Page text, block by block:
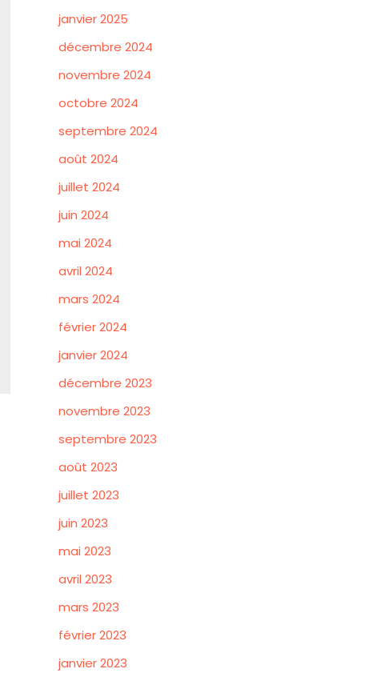
janvier 2025
décembre 2024
novembre 2024
octobre 2024
septembre 2024
août 2024
juillet 2024
juin 2024
mai 2024
avril 2024
mars 2024
février 2024
janvier 2024
décembre 2023
novembre 2023
septembre 2023
août 2023
juillet 2023
juin 2023
mai 2023
avril 2023
mars 2023
février 2023
janvier 2023